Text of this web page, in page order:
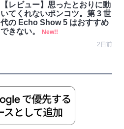
【レビュー】思ったとおりに動
いてくれないポンコツ。第 3 世
代の Echo Show 5 はおすすめ
できない。
New!!
2日前